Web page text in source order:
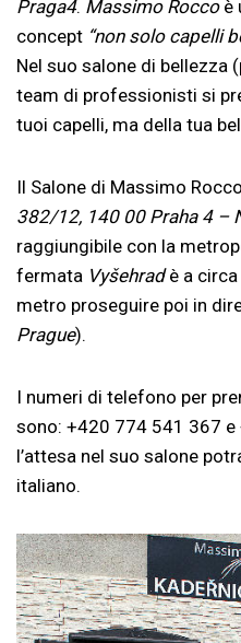
Praga4. Massimo Roccoè
concept “non solo capelli
Nel suo salone di bellezza
team di professionisti si
tuoi capelli, ma della tua
Il Salone di Massimo
382/12, 140 00 Praha 4 –
raggiungibile con la
fermata Vyšehradè a
metro proseguire poi in
Prague).
I numeri di telefono per
sono: +420 774 541 367
l’attesa nel suo salone
italiano.